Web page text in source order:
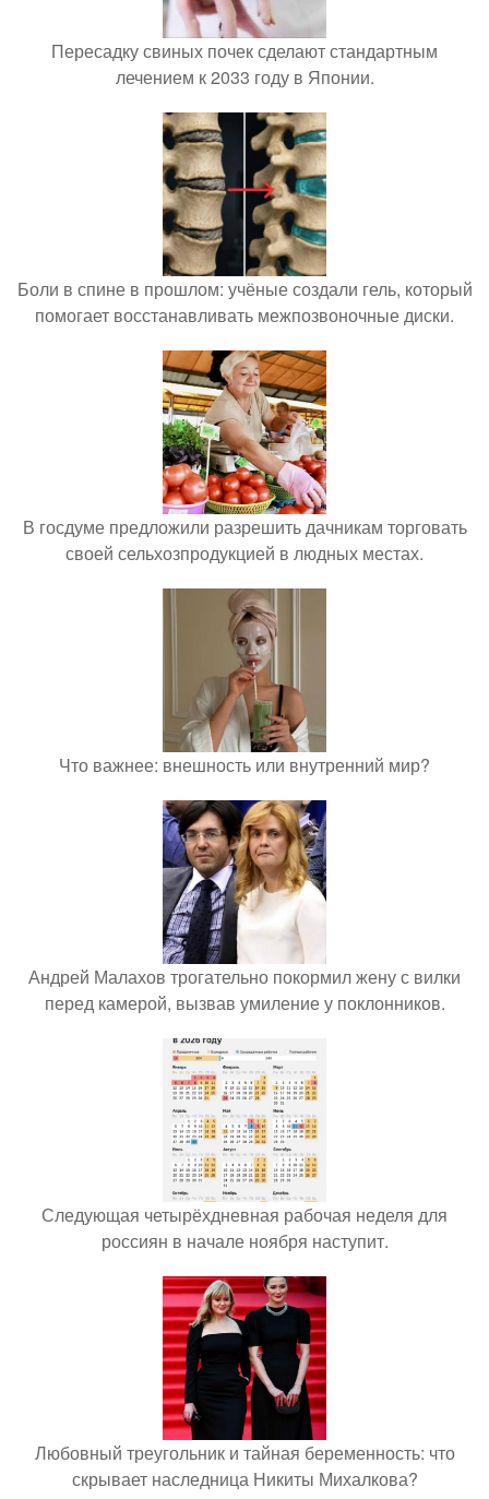
Пересадку свиных почек сделают стандартным
лечением к 2033 году в Японии.
Боли в спине в прошлом: учёные создали гель, который
помогает восстанавливать межпозвоночные диски.
В госдуме предложили разрешить дачникам торговать
своей сельхозпродукцией в людных местах.
Что важнее: внешность или внутренний мир?
Андрей Малахов трогательно покормил жену с вилки
перед камерой, вызвав умиление у поклонников.
Следующая четырёхдневная рабочая неделя для
россиян в начале ноября наступит.
Любовный треугольник и тайная беременность: что
скрывает наследница Никиты Михалкова?